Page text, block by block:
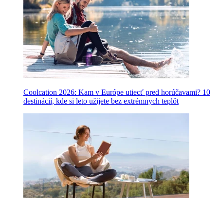
Coolcation 2026: Kam v Európe utiecť pred horúčavami? 10
destinácií, kde si leto užijete bez extrémnych teplôt